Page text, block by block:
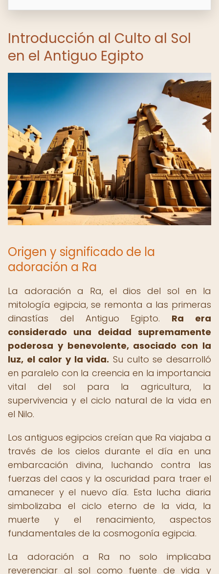
Introducción al Culto al Sol
en el Antiguo Egipto
Origen y significado de la
adoración a Ra
La adoración a Ra, el dios del sol en la
mitología egipcia, se remonta a las primeras
dinastías del Antiguo Egipto. Ra era
considerado una deidad supremamente
poderosa y benevolente, asociado con la
luz, el calor y la vida. Su culto se desarrolló
en paralelo con la creencia en la importancia
vital del sol para la agricultura, la
supervivencia y el ciclo natural de la vida en
el Nilo.
Los antiguos egipcios creían que Ra viajaba a
través de los cielos durante el día en una
embarcación divina, luchando contra las
fuerzas del caos y la oscuridad para traer el
amanecer y el nuevo día. Esta lucha diaria
simbolizaba el ciclo eterno de la vida, la
muerte y el renacimiento, aspectos
fundamentales de la cosmogonía egipcia.
La adoración a Ra no solo implicaba
reverenciar al sol como fuente de vida y